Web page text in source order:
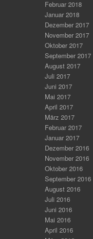
Februar 2018
Januar 2018
Dezember 2017
November 2017
Oktober 2017
September 2017
August 2017
Juli 2017
Juni 2017
Mai 2017
April 2017
März 2017
Februar 2017
Januar 2017
Dezember 2016
November 2016
Oktober 2016
September 2016
August 2016
Juli 2016
Juni 2016
Mai 2016
April 2016